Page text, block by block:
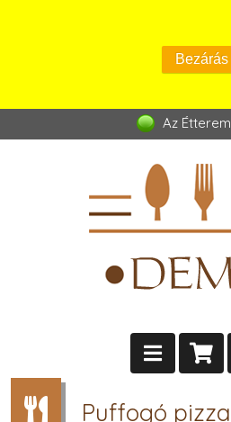
Az Étterem
Puffogó pizza